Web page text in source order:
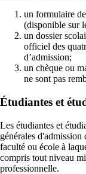
un formulaire
(disponible sur
un dossier
officiel des
d’admission;
un chèque ou
ne sont pas
Étudiantes et
Les étudiantes et
générales
faculté ou école à
compris tout niveau
professionnelle.